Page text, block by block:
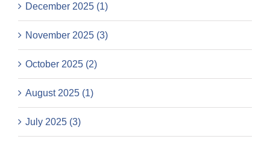
December 2025 (1)
November 2025 (3)
October 2025 (2)
August 2025 (1)
July 2025 (3)